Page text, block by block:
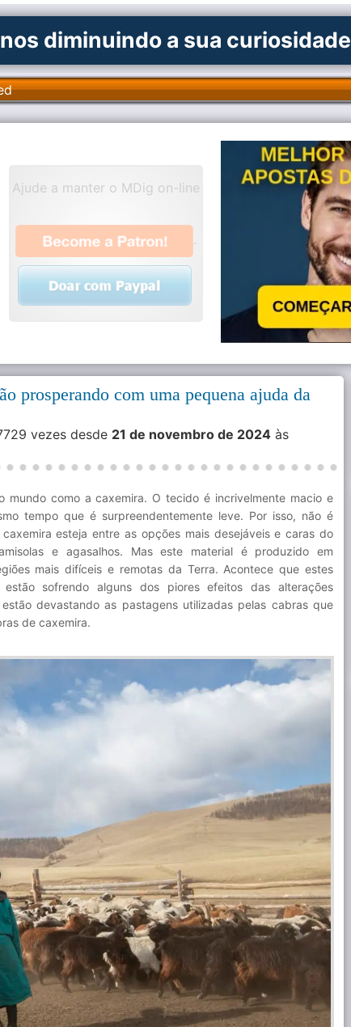
diminuindo a sua curiosidade
Ajude a manter o MDig on-line
.
prosperando com uma pequena ajuda da
vezes desde 21 de novembro de 2024 às
mundo como a caxemira. O tecido é incrivelmente macio e
tempo que é surpreendentemente leve. Por isso, não é
esteja entre as opções mais desejáveis e caras do
e agasalhos. Mas este material é produzido em
mais difíceis e remotas da Terra. Acontece que estes
estão sofrendo alguns dos piores efeitos das alterações
devastando as pastagens utilizadas pelas cabras que
de caxemira.